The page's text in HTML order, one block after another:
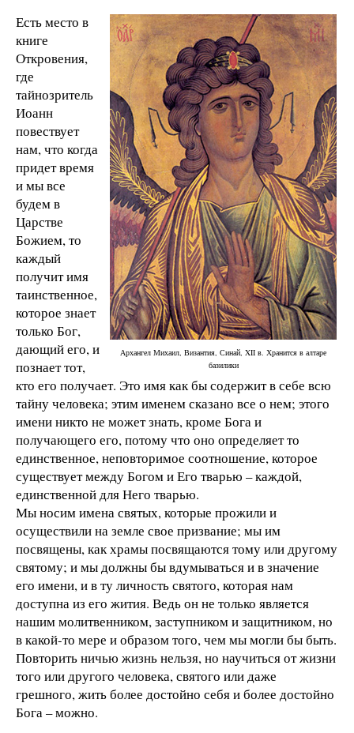
Архангел Михаил, Византия, Синай, XII в. Хранится в алтаре
базилики
Есть место в
книге
Откровения,
где
тайнозритель
Иоанн
повествует
нам, что когда
придет время
и мы все
будем в
Царстве
Божием, то
каждый
получит имя
таинственное,
которое знает
только Бог,
дающий его, и
познает тот,
кто его получает. Это имя как бы содержит в себе всю
тайну человека; этим именем сказано все о нем; этого
имени никто не может знать, кроме Бога и
получающего его, потому что оно определяет то
единственное, неповторимое соотношение, которое
существует между Богом и Его тварью – каждой,
единственной для Него тварью.
Мы носим имена святых, которые прожили и
осуществили на земле свое призвание; мы им
посвящены, как храмы посвящаются тому или другому
святому; и мы должны бы вдумываться и в значение
его имени, и в ту личность святого, которая нам
доступна из его жития. Ведь он не только является
нашим молитвенником, заступником и защитником, но
в какой-то мере и образом того, чем мы могли бы быть.
Повторить ничью жизнь нельзя, но научиться от жизни
того или другого человека, святого или даже
грешного, жить более достойно себя и более достойно
Бога– можно.